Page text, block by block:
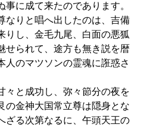
に成て来たのであります。
りと唱へ出したのは、吉備
りし、金毛九尾、白面の悪狐
せられて、途方も無き説を暦
人のマツソンの霊魂に誑惑さ
と成功し、弥々節分の夜を
の金神大国常立尊は隠身とな
ざる次第なるに、午頭天王の